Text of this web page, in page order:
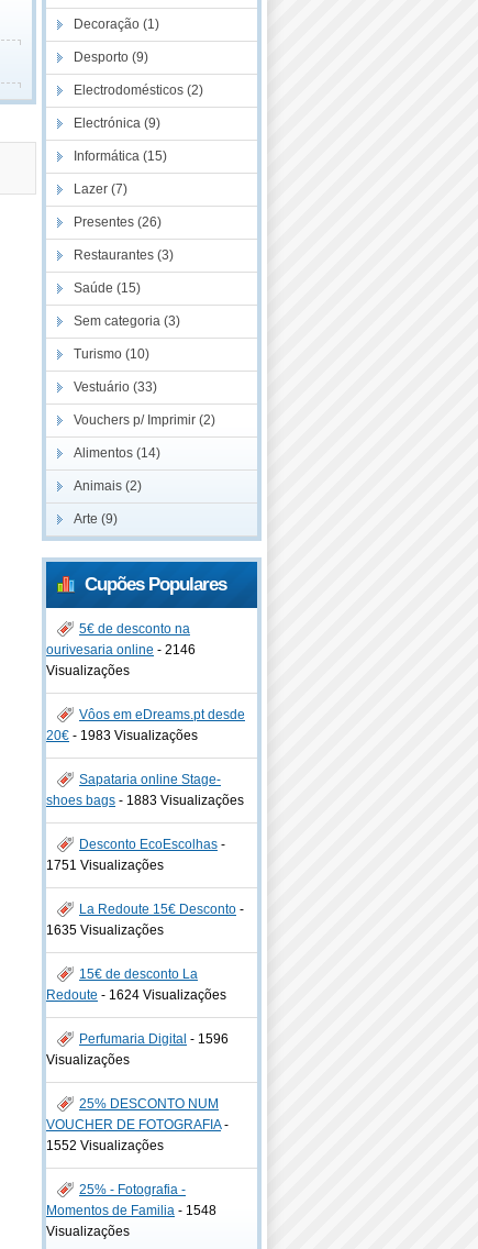
Decoração (1)
Desporto (9)
Electrodomésticos (2)
Electrónica (9)
Informática (15)
Lazer (7)
Presentes (26)
Restaurantes (3)
Saúde (15)
Sem categoria (3)
Turismo (10)
Vestuário (33)
Vouchers p/ Imprimir (2)
Alimentos (14)
Animais (2)
Arte (9)
Cupões Populares
5€ de desconto na
ourivesaria online - 2146
Visualizações
Vôos em eDreams.pt desde
20€ - 1983 Visualizações
Sapataria online Stage-
shoes bags - 1883 Visualizações
Desconto EcoEscolhas -
1751 Visualizações
La Redoute 15€ Desconto -
1635 Visualizações
15€ de desconto La
Redoute - 1624 Visualizações
Perfumaria Digital - 1596
Visualizações
25% DESCONTO NUM
VOUCHER DE FOTOGRAFIA-
1552 Visualizações
25% - Fotografia -
Momentos de Familia - 1548
Visualizações